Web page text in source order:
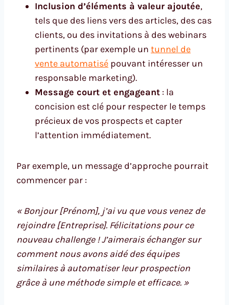
Inclusion d’éléments à valeur ajoutée,
tels que des liens vers des articles, des cas
clients, ou des invitations à des webinars
pertinents (par exemple un tunnel de
vente automatisé pouvant intéresser un
responsable marketing).
Message court et engageant : la
concision est clé pour respecter le temps
précieux de vos prospects et capter
l’attention immédiatement.
Par exemple, un message d’approche pourrait
commencer par :
« Bonjour [Prénom], j’ai vu que vous venez de
rejoindre [Entreprise]. Félicitations pour ce
nouveau challenge ! J’aimerais échanger sur
comment nous avons aidé des équipes
similaires à automatiser leur prospection
grâce à une méthode simple et efficace. »